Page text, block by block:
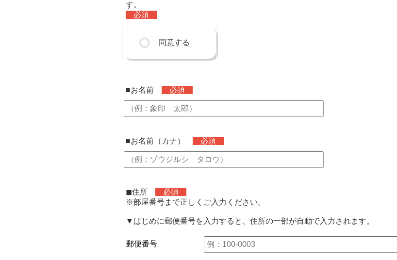
す。
必須
同意する
■お名前 必須
■お名前（カナ） 必須
◼︎住所
必須
※部屋番号まで正しくご入力ください。
▼はじめに郵便番号を入力すると、住所の一部が自動で入力されます。
郵便番号